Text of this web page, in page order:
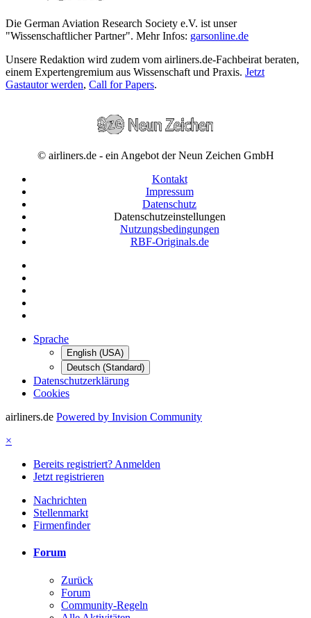
Die German Aviation Research Society e.V. ist unser
"Wissenschaftlicher Partner". Mehr Infos: garsonline.de
Unsere Redaktion wird zudem vom airliners.de-Fachbeirat beraten,
einem Expertengremium aus Wissenschaft und Praxis. Jetzt
Gastautor werden, Call for Papers.
© airliners.de - ein Angebot der Neun Zeichen GmbH
Kontakt
Impressum
Datenschutz
Datenschutzeinstellungen
Nutzungsbedingungen
RBF-Originals.de
Sprache
English (USA)
Deutsch (Standard)
Datenschutzerklärung
Cookies
airliners.de Powered by Invision Community
×
Bereits registriert? Anmelden
Jetzt registrieren
Nachrichten
Stellenmarkt
Firmenfinder
Forum
Zurück
Forum
Community-Regeln